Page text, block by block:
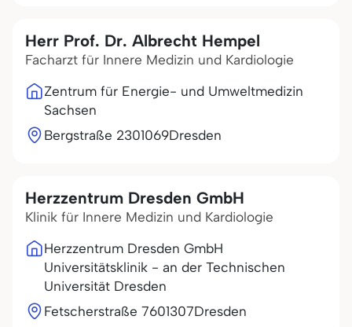
Herr Prof. Dr. Albrecht Hempel
Facharzt für Innere Medizin und Kardiologie
Zentrum für Energie- und Umweltmedizin
Sachsen
Bergstraße 2301069Dresden
Herzzentrum Dresden GmbH
Klinik für Innere Medizin und Kardiologie
Herzzentrum Dresden GmbH
Universitätsklinik - an der Technischen
Universität Dresden
Fetscherstraße 7601307Dresden